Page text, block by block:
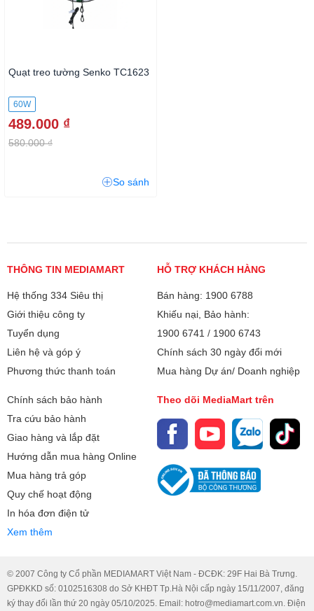
Quạt treo tường Senko TC1623
60W
489.000 ₫
580.000 ₫
So sánh
THÔNG TIN MEDIAMART
Hệ thống 334 Siêu thị
Giới thiệu công ty
Tuyển dụng
Liên hệ và góp ý
Phương thức thanh toán
HỖ TRỢ KHÁCH HÀNG
Bán hàng: 1900 6788
Khiếu nại, Bảo hành:
1900 6741 / 1900 6743
Chính sách 30 ngày đổi mới
Mua hàng Dự án/ Doanh nghiệp
Chính sách bảo hành
Tra cứu bảo hành
Giao hàng và lắp đặt
Hướng dẫn mua hàng Online
Mua hàng trả góp
Quy chế hoạt động
In hóa đơn điện tử
Xem thêm
Theo dõi MediaMart trên
© 2007 Công ty Cổ phần MEDIAMART Việt Nam - ĐCĐK: 29F Hai Bà Trưng.
GPĐKKD số: 0102516308 do Sở KHĐT Tp.Hà Nội cấp ngày 15/11/2007, đăng
ký thay đổi lần thứ 20 ngày 05/10/2025. Email: hotro@mediamart.com.vn. Điện